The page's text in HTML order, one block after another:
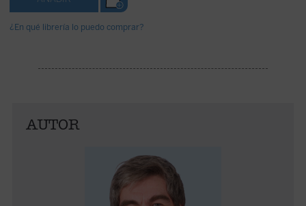
¿En qué librería lo puedo comprar?
AUTOR